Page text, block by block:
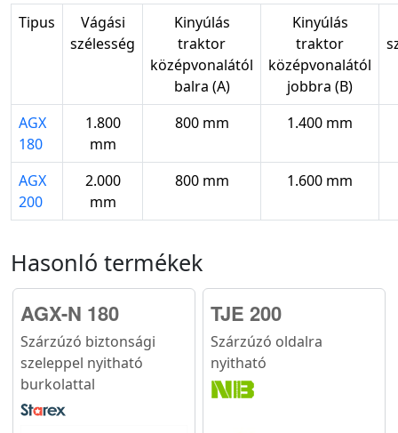
Tipus
Vágási
szélesség
Kinyúlás
traktor
középvonalától
balra (A)
Kinyúlás
traktor
középvonalától
jobbra (B)
AGX
180
1.800
mm
800 mm 1.400 mm
AGX
200
2.000
mm
800 mm 1.600 mm
Hasonló termékek
AGX-N 180
Szárzúzó biztonsági
szeleppel nyitható
burkolattal
TJE 200
Szárzúzó oldalra
nyitható